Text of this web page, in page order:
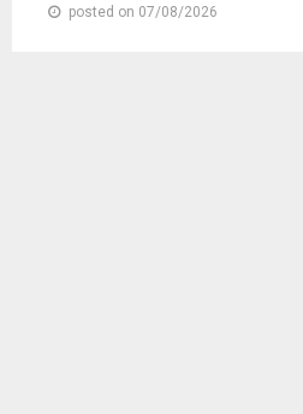
posted on 07/08/2026